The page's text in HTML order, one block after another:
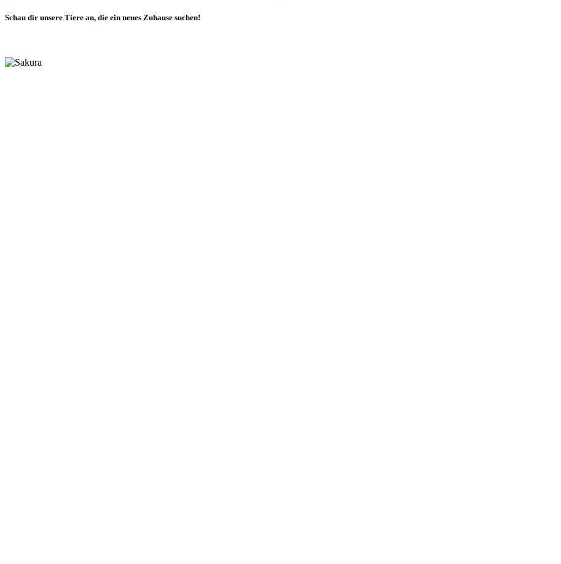
Schau dir unsere Tiere an, die ein neues Zuhause suchen!